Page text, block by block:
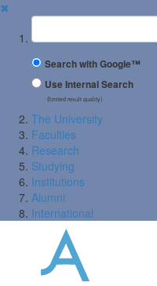
✖
Suchbegriff
Search with Google™
Use Internal Search
(limited result quality)
The University
Faculties
Research
Studying
Institutions
Alumni
International